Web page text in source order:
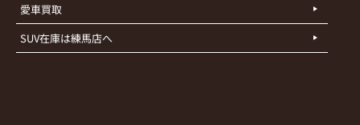
愛車買取
SUV在庫は練馬店へ